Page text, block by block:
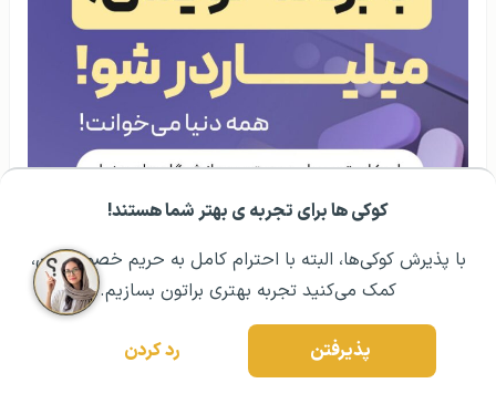
کوکی ها برای تجربه ی بهتر شما هستند!
با پذیرش کوکی‌ها، البته با احترام کامل به حریم خصوصیتون،
کمک می‌کنید تجربه بهتری براتون بسازیم.
پذیرفتن رد کردن
مشــاوره اولیه رایگان: ۰۲۱ ۴۳۰۰۰ ۰۲۱ رزرو مشاوره تخصصی